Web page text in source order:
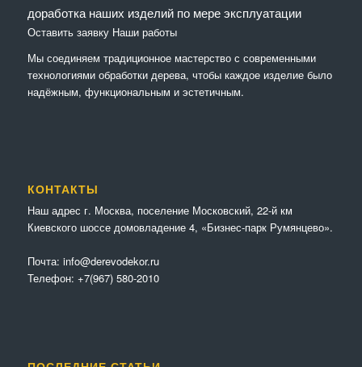
доработка наших изделий по мере эксплуатации
Оставить заявку Наши работы
Мы соединяем традиционное мастерство с современными
технологиями обработки дерева, чтобы каждое изделие было
надёжным, функциональным и эстетичным.
КОНТАКТЫ
Наш адрес г. Москва, поселение Московский, 22-й км
Киевского шоссе домовладение 4, «Бизнес-парк Румянцево».
Почта: info@derevodekor.ru
Телефон: +7(967) 580-2010